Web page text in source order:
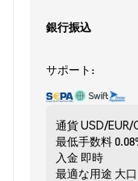
銀行振込
サポート:
通貨USD/EUR/
最低手数料
入金 即時
最適な用途 大口